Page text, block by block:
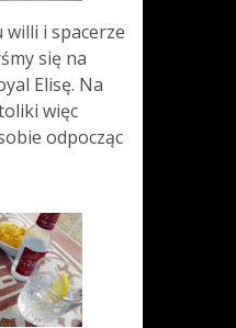
willi i spacerze
się na
Elisę. Na
więc
odpocząc